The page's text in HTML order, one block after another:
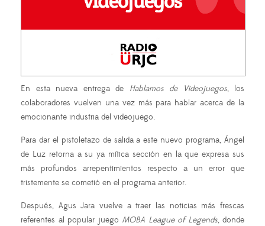
En esta nueva entrega de Hablamos de Videojuegos, los
colaboradores vuelven una vez más para hablar acerca de la
emocionante industria del videojuego.
Para dar el pistoletazo de salida a este nuevo programa, Ángel
de Luz retorna a su ya mítica sección en la que expresa sus
más profundos arrepentimientos respecto a un error que
tristemente se cometió en el programa anterior.
Después, Agus Jara vuelve a traer las noticias más frescas
referentes al popular juego MOBA League of Legends, donde